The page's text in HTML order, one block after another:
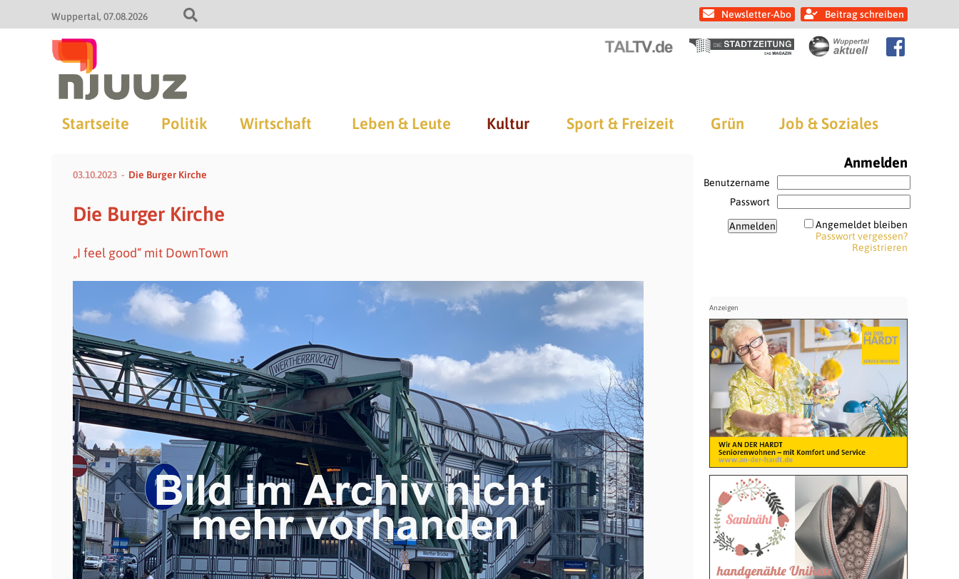
Wuppertal 07.08.2026 Newsletter-Abo Beitrag schreiben
Startseite Politik Wirtschaft Leben & Leute Kultur Sport & Freizeit Grün Job & Soziales
03.10.2023 Die Burger Kirche
Die Burger Kirche
„I feel good“ mit DownTown
Anmelden
Benutzername
Passwort
Angemeldet bleiben
Passwort vergessen?
Registrieren